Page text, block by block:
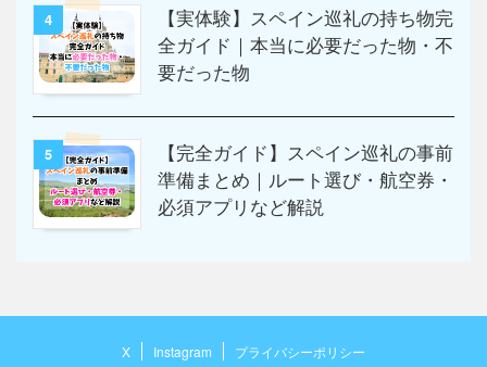
4
【実体験】スペイン巡礼の持ち物完
全ガイド｜本当に必要だった物・不
要だった物
5
【完全ガイド】スペイン巡礼の事前
準備まとめ｜ルート選び・航空券・
必須アプリなど解説
X Instagram プライバシーポリシー